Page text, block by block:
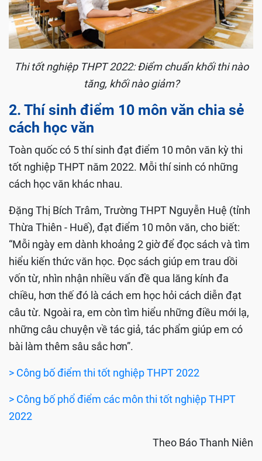
Thi tốt nghiệp THPT 2022: Điểm chuẩn khối thi nào
tăng, khối nào giảm?
2. Thí sinh điểm 10 môn văn chia sẻ
cách học văn
Toàn quốc có 5 thí sinh đạt điểm 10 môn văn kỳ thi
tốt nghiệp THPT năm 2022. Mỗi thí sinh có những
cách học văn khác nhau.
Đặng Thị Bích Trâm, Trường THPT Nguyễn Huệ (tỉnh
Thừa Thiên - Huế), đạt điểm 10 môn văn, cho biết:
“Mỗi ngày em dành khoảng 2 giờ để đọc sách và tìm
hiểu kiến thức văn học. Đọc sách giúp em trau dồi
vốn từ, nhìn nhận nhiều vấn đề qua lăng kính đa
chiều, hơn thế đó là cách em học hỏi cách diễn đạt
câu từ. Ngoài ra, em còn tìm hiểu những điều mới lạ,
những câu chuyện về tác giả, tác phẩm giúp em có
bài làm thêm sâu sắc hơn”.
> Công bố điểm thi tốt nghiệp THPT 2022
> Công bố phổ điểm các môn thi tốt nghiệp THPT
2022
Theo Báo Thanh Niên